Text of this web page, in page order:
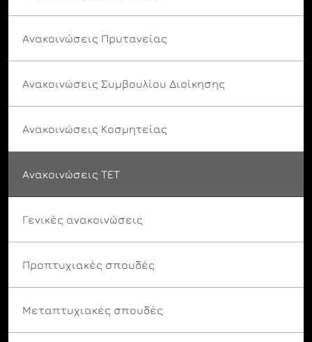
Ανακοινώσεις Πρυτανείας
Ανακοινώσεις Συμβουλίου Διοίκησης
Ανακοινώσεις Κοσμητείας
Ανακοινώσεις ΤΕΤ
Γενικές ανακοινώσεις
Προπτυχιακές σπουδές
Μεταπτυχιακές σπουδές